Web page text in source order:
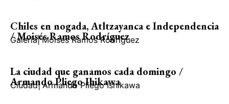
Chiles en nogada, Atltzayanca e Independencia
/ Moisés Ramos Rodríguez
Galería| Moisés Ramos Rodríguez
La ciudad que ganamos cada domingo /
Armando Pliego Ihikawa
Ciudad| Armando Pliego Ishikawa